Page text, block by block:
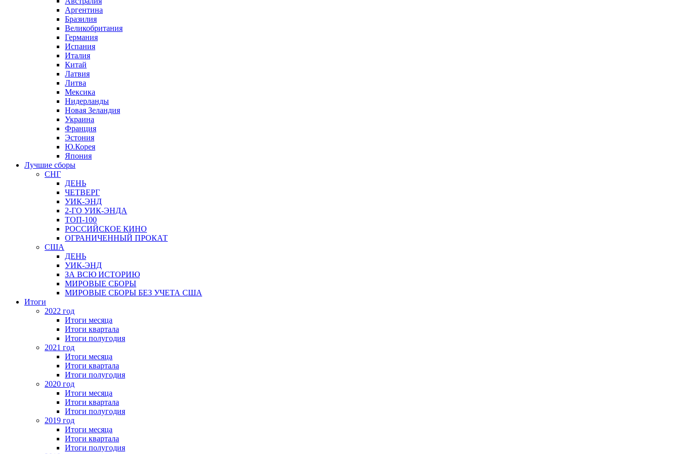
Аргентина
Бразилия
Великобритания
Германия
Испания
Италия
Китай
Латвия
Литва
Мексика
Нидерланды
Новая Зеландия
Украина
Франция
Эстония
Ю.Корея
Япония
Лучшие сборы
СНГ
ДЕНЬ
ЧЕТВЕРГ
УИК-ЭНД
2-ГО УИК-ЭНДА
ТОП-100
РОССИЙСКОЕ КИНО
ОГРАНИЧЕННЫЙ ПРОКАТ
США
ДЕНЬ
УИК-ЭНД
ЗА ВСЮ ИСТОРИЮ
МИРОВЫЕ СБОРЫ
МИРОВЫЕ СБОРЫ БЕЗ УЧЕТА США
Итоги
2022 год
Итоги месяца
Итоги квартала
Итоги полугодия
2021 год
Итоги месяца
Итоги квартала
Итоги полугодия
2020 год
Итоги месяца
Итоги квартала
Итоги полугодия
2019 год
Итоги месяца
Итоги квартала
Итоги полугодия